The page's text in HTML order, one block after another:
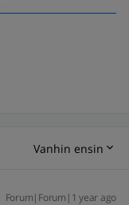
Vanhin ensin
Forum|Forum|1 year ago